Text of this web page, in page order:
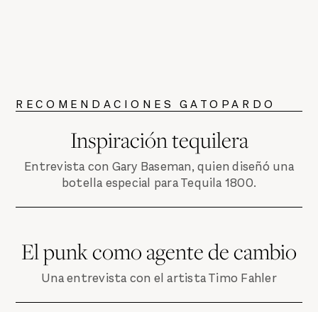
RECOMENDACIONES GATOPARDO
Inspiración tequilera
Entrevista con Gary Baseman, quien diseñó una
botella especial para Tequila 1800.
El punk como agente de cambio
Una entrevista con el artista Timo Fahler